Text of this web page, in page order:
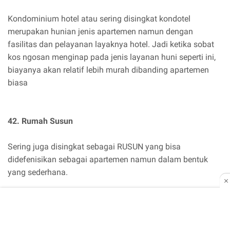
Kondominium hotel atau sering disingkat kondotel
merupakan hunian jenis apartemen namun dengan
fasilitas dan pelayanan layaknya hotel. Jadi ketika sobat
kos ngosan menginap pada jenis layanan huni seperti ini,
biayanya akan relatif lebih murah dibanding apartemen
biasa
42. Rumah Susun
Sering juga disingkat sebagai RUSUN yang bisa
didefenisikan sebagai apartemen namun dalam bentuk
yang sederhana.